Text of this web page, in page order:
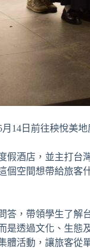
14日前往秧悅美
酒店，並主打
空間想帶給旅
，帶領學生了
透過文化、生
活動，讓旅客